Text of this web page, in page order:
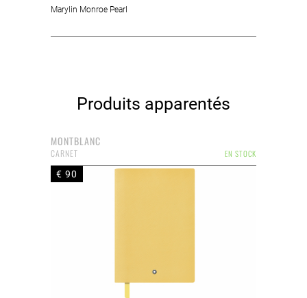
Marylin Monroe Pearl
Produits apparentés
MONTBLANC
EN STOCK
CARNET
€ 90